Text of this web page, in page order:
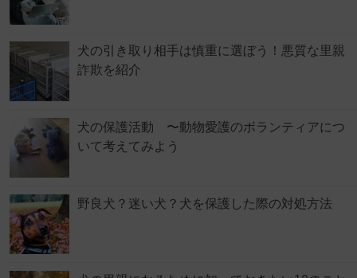
犬の引き取り相手は慎重に選ぼう！悪質な里親
詐欺を紹介
犬の保護活動 〜動物愛護のボランティアにつ
いて考えてみよう
野良犬？迷い犬？犬を保護した際の対処方法